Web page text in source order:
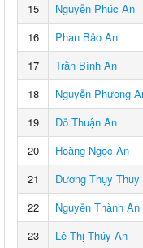
15
Nguyễn Phúc An
16
Phan Bảo An
17
Trần Bình An
18
Nguyễn Phương
19
Đỗ Thuận An
20
Hoàng Ngọc An
21
Dương Thụy Thuy
22
Nguyễn Thành An
23
Lê Thị Thúy An